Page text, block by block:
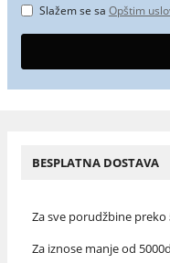
Slažem se sa Opštim
BESPLATNA DOSTAVA
Za sve porudžbine preko
Za iznose manje od